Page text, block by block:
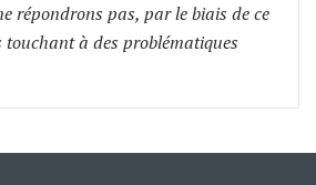
répondrons pas, par le biais de ce
touchant à des problématiques